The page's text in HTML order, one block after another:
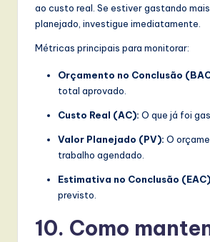
ao custo real. Se estiver gastando
planejado, investigue imediatamente.
Métricas principais para monitorar:
Orçamento no Conclusão
total aprovado.
Custo Real (AC): O que já foi
Valor Planejado (PV): O
trabalho agendado.
Estimativa no Conclusão
previsto.
10. Como